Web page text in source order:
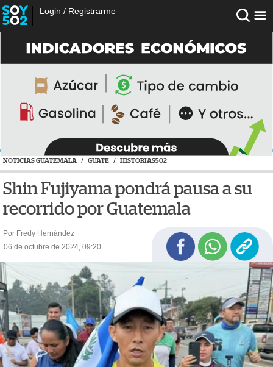
Login / Registrarme
NOTICIAS GUATEMALA / GUATE / HISTORIAS502
Shin Fujiyama pondrá pausa a su
recorrido por Guatemala
Por Fredy Hernández
06 de octubre de 2024, 09:20